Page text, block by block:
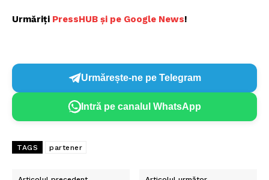
Urmăriți PressHUB și pe Google News!
Urmărește-ne pe Telegram
Intră pe canalul WhatsApp
TAGS partener